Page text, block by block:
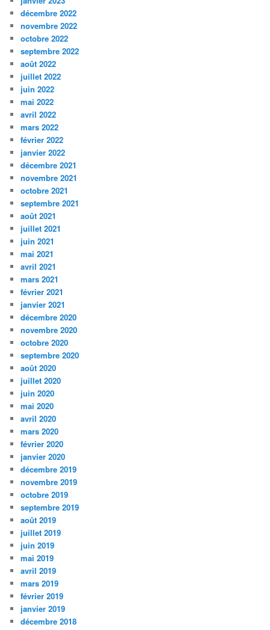
décembre 2022
novembre 2022
octobre 2022
septembre 2022
août 2022
juillet 2022
juin 2022
mai 2022
avril 2022
mars 2022
février 2022
janvier 2022
décembre 2021
novembre 2021
octobre 2021
septembre 2021
août 2021
juillet 2021
juin 2021
mai 2021
avril 2021
mars 2021
février 2021
janvier 2021
décembre 2020
novembre 2020
octobre 2020
septembre 2020
août 2020
juillet 2020
juin 2020
mai 2020
avril 2020
mars 2020
février 2020
janvier 2020
décembre 2019
novembre 2019
octobre 2019
septembre 2019
août 2019
juillet 2019
juin 2019
mai 2019
avril 2019
mars 2019
février 2019
janvier 2019
décembre 2018